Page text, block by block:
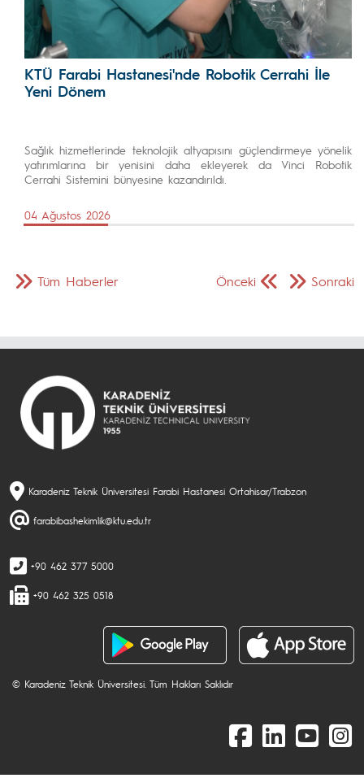
KTÜ Farabi Hastanesi'nde Robotik Cerrahi İle
Yeni Dönem
Sağlık hizmetlerinde teknolojik altyapısını güçlendirmeye yönelik
yatırımlarına bir yenisini daha ekleyerek da Vinci Robotik
Cerrahi Sistemini bünyesine kazandırıldı.
04 Ağustos 2026
Önceki Sonraki
Tüm Haberler
Karadeniz Teknik Üniversitesi Farabi Hastanesi Ortahisar/Trabzon
farabibashekimlik@ktu.edu.tr
+90 462 377 5000
+90 462 325 0518
© Karadeniz Teknik Üniversitesi. Tüm Hakları Saklıdır